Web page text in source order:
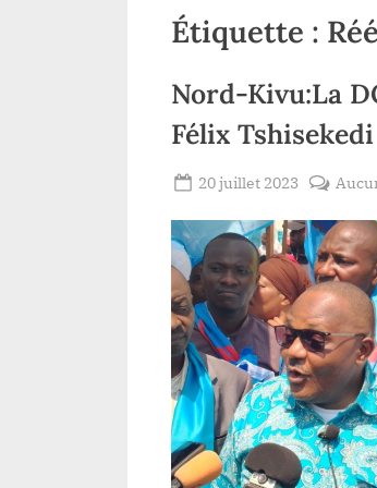
Étiquette :
Nord-Kivu:La
Félix Tshisekedi
Posted
20 juillet 2023
Lacloche